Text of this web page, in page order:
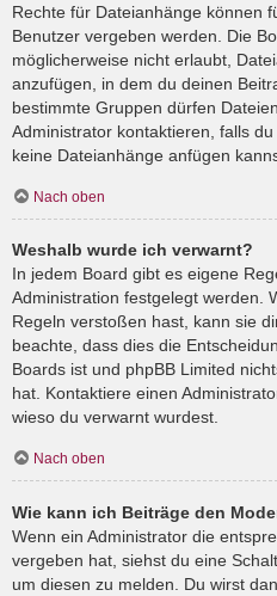
Rechte für Dateianhänge können
Benutzer vergeben werden. Die
möglicherweise nicht erlaubt,
anzufügen, in dem du deinen
bestimmte Gruppen dürfen
Administrator kontaktieren, falls
keine Dateianhänge anfügen
Nach oben
Weshalb wurde ich verwarnt?
In jedem Board gibt es eigene
Administration festgelegt werden.
Regeln verstoßen hast, kann sie
beachte, dass dies die
Boards ist und phpBB Limited
hat. Kontaktiere einen
wieso du verwarnt wurdest.
Nach oben
Wie kann ich Beiträge den
Wenn ein Administrator die
vergeben hat, siehst du eine
um diesen zu melden. Du wirst